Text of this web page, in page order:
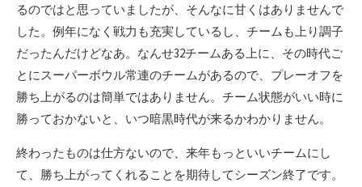
るのではと思っていましたが、そんなに甘くはありませんで
した。例年になく戦力も充実しているし、チームも上り調子
だったんだけどなあ。なんせ32チームある上に、その時代ご
とにスーパーボウル常連のチームがあるので、プレーオフを
勝ち上がるのは簡単ではありません。チーム状態がいい時に
勝っておかないと、いつ暗黒時代が来るかわかりません。
終わったものは仕方ないので、来年もっといいチームにし
て、勝ち上がってくれることを期待してシーズン終了です。